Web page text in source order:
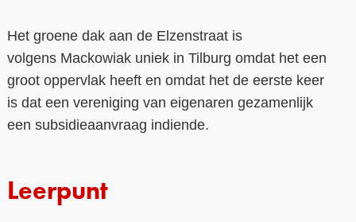
Het groene dak aan de Elzenstraat is
volgens Mackowiak uniek in Tilburg omdat het een
groot oppervlak heeft en omdat het de eerste keer
is dat een vereniging van eigenaren gezamenlijk
een subsidieaanvraag indiende.
Leerpunt